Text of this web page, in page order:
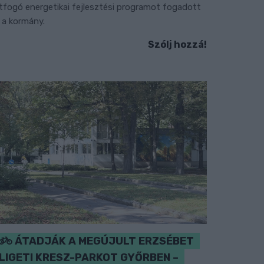
energetikai fejlesztési programot fogadott
a kormány.
Szólj hozzá!
ÁTADJÁK A MEGÚJULT ERZSÉBET
KRESZ-PARKOT GYŐRBEN –